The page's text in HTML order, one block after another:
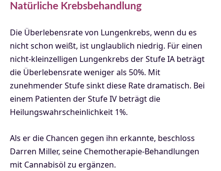
Natürliche Krebsbehandlung
Die Überlebensrate von Lungenkrebs, wenn du es
nicht schon weißt, ist unglaublich niedrig. Für einen
nicht-kleinzelligen Lungenkrebs der Stufe IA beträgt
die Überlebensrate weniger als 50%. Mit
zunehmender Stufe sinkt diese Rate dramatisch. Bei
einem Patienten der Stufe IV beträgt die
Heilungswahrscheinlichkeit 1%.
Als er die Chancen gegen ihn erkannte, beschloss
Darren Miller, seine Chemotherapie-Behandlungen
mit Cannabisöl zu ergänzen.